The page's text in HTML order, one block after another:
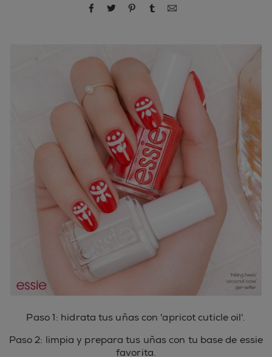
compartir por Facebook
compartir por Twitter
compartir por Pinterest
compartir por Tumblr
compartir por
Paso 1: hidrata tus uñas con 'apricot cuticle oil'.
Paso 2: limpia y prepara tus uñas con tu base de essie
favorita.